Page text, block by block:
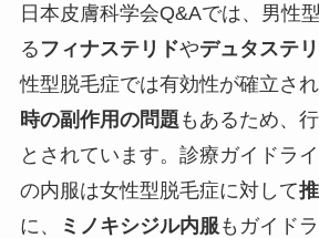
日本皮膚科学会Q&Aでは、男性
る フィナステリドやデュタステ
性型脱毛症では有効性が確立され
時の副作用の問題 もあるため、
とされています。診療ガイドラ
の内服は女性型脱毛症に対して
に、
ミノキシジル内服 もガイド